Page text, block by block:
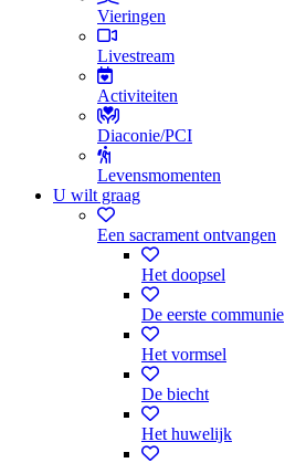
Vieringen
Livestream
Activiteiten
Diaconie/PCI
Levensmomenten
U wilt graag
Een sacrament ontvangen
Het doopsel
De eerste communie
Het vormsel
De biecht
Het huwelijk